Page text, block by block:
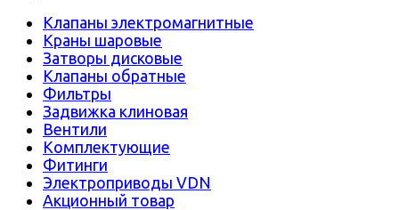
Клапаны электромагнитные
Краны шаровые
Затворы дисковые
Клапаны обратные
Фильтры
Задвижка клиновая
Вентили
Комплектующие
Фитинги
Электроприводы VDN
Акционный товар